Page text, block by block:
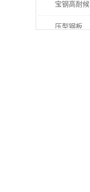
宝钢高耐候
压型钢板